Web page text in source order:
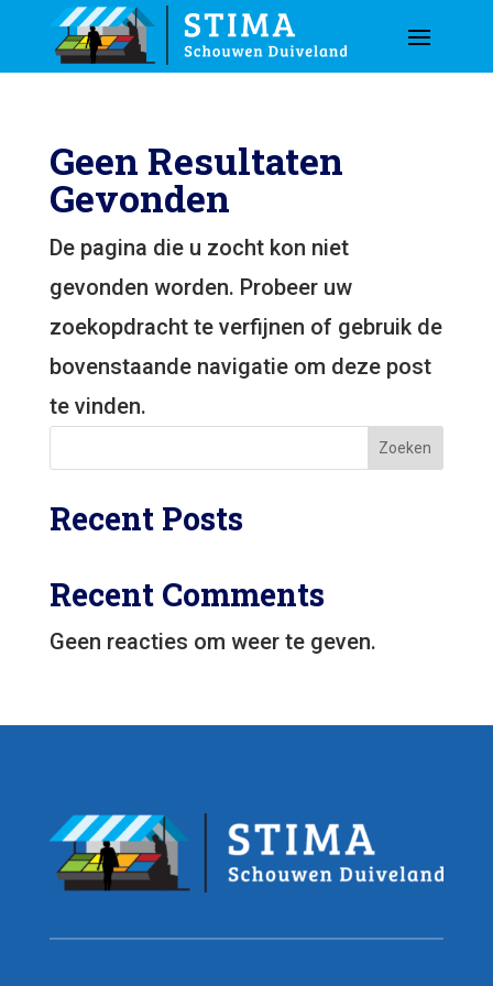
Geen Resultaten
Gevonden
De pagina die u zocht kon niet
gevonden worden. Probeer uw
zoekopdracht te verfijnen of gebruik de
bovenstaande navigatie om deze post
te vinden.
Zoeken
Recent Posts
Recent Comments
Geen reacties om weer te geven.